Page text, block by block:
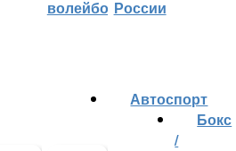
волейболуРоссии
Автоспорт
Бокс
/